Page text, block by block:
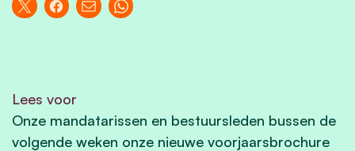
Lees voor
Onze mandatarissen en bestuursleden bussen de
volgende weken onze nieuwe voorjaarsbrochure